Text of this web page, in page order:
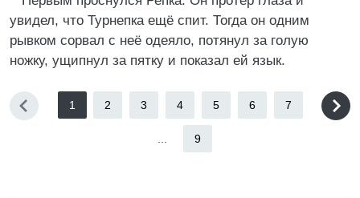
увидел, что Турнепка ещё спит. Тогда он одним
рывком сорвал с неё одеяло, потянул за голую
ножку, ущипнул за пятку и показал ей язык.
1 2 3 4 5 6 7
9